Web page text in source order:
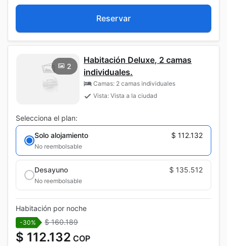
Reservar
2
Habitación Deluxe, 2 camas
individuales.
Camas: 2 camas individuales
Vista: Vista a la ciudad
Selecciona el plan:
Solo alojamiento
$ 112.132
No reembolsable
Desayuno $ 135.512
No reembolsable
Habitación por noche
-30% $ 160.189
$ 112.132 COP